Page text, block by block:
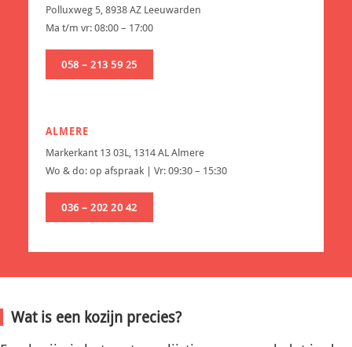
Polluxweg 5, 8938 AZ Leeuwarden
Ma t/m vr: 08:00 – 17:00
058 – 213 59 25
ALMERE
Markerkant 13 03L, 1314 AL Almere
Wo & do: op afspraak | Vr: 09:30 – 15:30
036 – 202 20 42
Wat is een kozijn precies?